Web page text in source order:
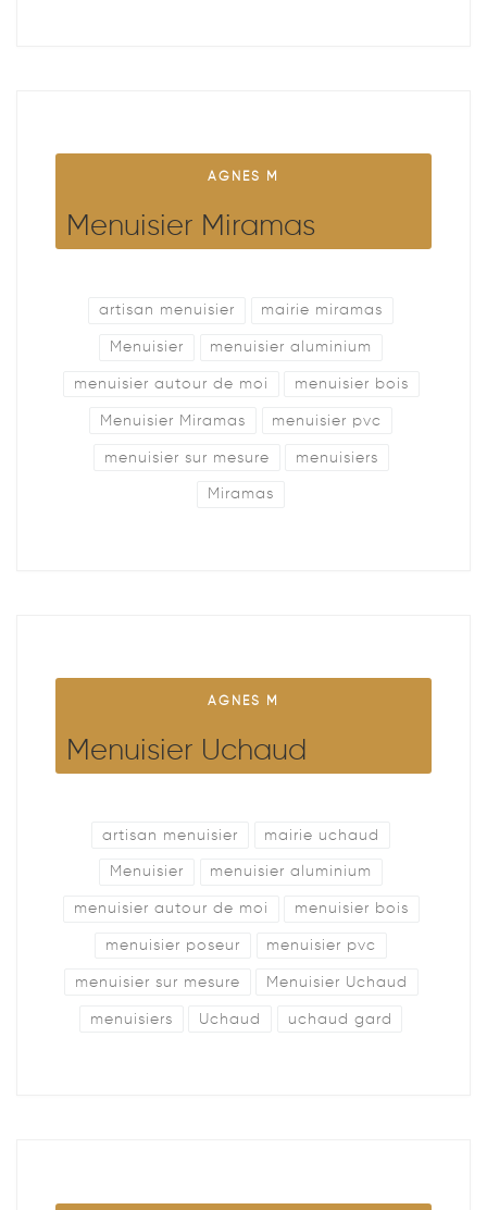
AGNES M
Menuisier Miramas
artisan menuisier mairie miramas
Menuisier menuisier aluminium
menuisier autour de moi menuisier bois
Menuisier Miramas menuisier pvc
menuisier sur mesure menuisiers
Miramas
AGNES M
Menuisier Uchaud
artisan menuisier mairie uchaud
Menuisier menuisier aluminium
menuisier autour de moi menuisier bois
menuisier poseur menuisier pvc
menuisier sur mesure Menuisier Uchaud
menuisiers Uchaud uchaud gard